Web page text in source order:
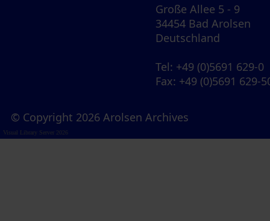
Große Allee 5 - 9
34454 Bad Arolsen
Deutschland
Tel: +49 (0)5691 629-0
Fax: +49 (0)5691 629-
© Copyright 2026 Arolsen Archives
Visual Library Server 2026